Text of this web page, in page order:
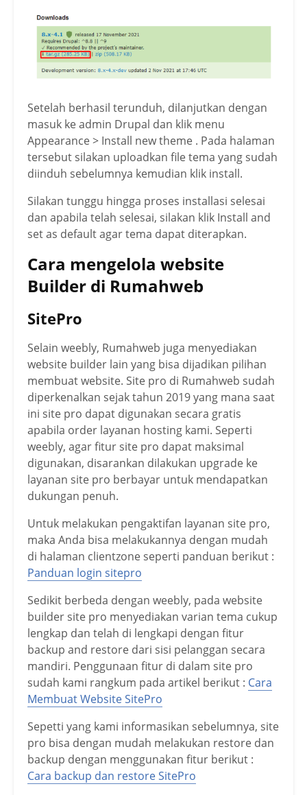
Setelah berhasil terunduh, dilanjutkan dengan
masuk ke admin Drupal dan klik menu
Appearance > Install new theme . Pada halaman
tersebut silakan uploadkan file tema yang sudah
diinduh sebelumnya kemudian klik install.
Silakan tunggu hingga proses installasi selesai
dan apabila telah selesai, silakan klik Install and
set as default agar tema dapat diterapkan.
Cara mengelola website
Builder di Rumahweb
SitePro
Selain weebly, Rumahweb juga menyediakan
website builder lain yang bisa dijadikan pilihan
membuat website. Site pro di Rumahweb sudah
diperkenalkan sejak tahun 2019 yang mana saat
ini site pro dapat digunakan secara gratis
apabila order layanan hosting kami. Seperti
weebly, agar fitur site pro dapat maksimal
digunakan, disarankan dilakukan upgrade ke
layanan site pro berbayar untuk mendapatkan
dukungan penuh.
Untuk melakukan pengaktifan layanan site pro,
maka Anda bisa melakukannya dengan mudah
di halaman clientzone seperti panduan berikut :
Panduan login sitepro
Sedikit berbeda dengan weebly, pada website
builder site pro menyediakan varian tema cukup
lengkap dan telah di lengkapi dengan fitur
backup and restore dari sisi pelanggan secara
mandiri. Penggunaan fitur di dalam site pro
sudah kami rangkum pada artikel berikut : Cara
Membuat Website SitePro
Sepetti yang kami informasikan sebelumnya, site
pro bisa dengan mudah melakukan restore dan
backup dengan menggunakan fitur berikut :
Cara backup dan restore SitePro